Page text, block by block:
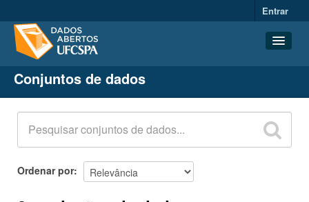
Entrar
Conjuntos de dados
Organizações
Grupos
Sobre
Conjuntos de dados
Ordenar por